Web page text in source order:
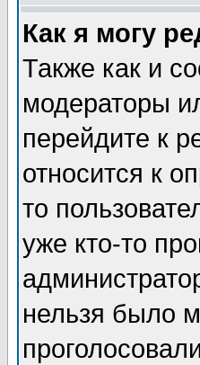
Как я могу
Также как и
модераторы
перейдите к
относится к
то
уже кто-то
нельзя было